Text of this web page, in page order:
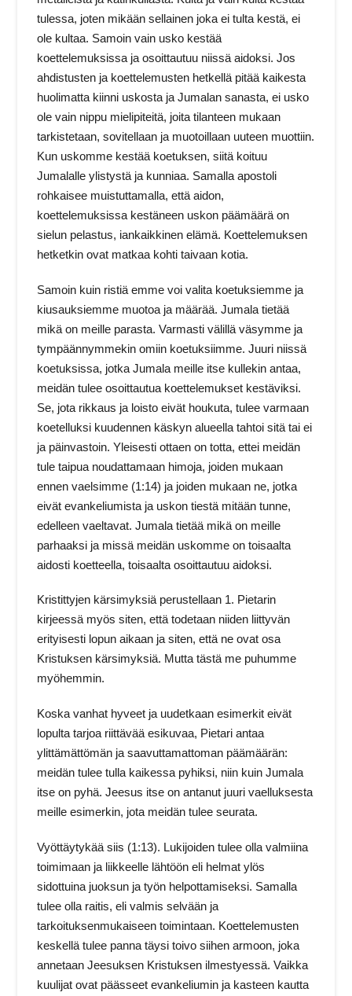
tulessa, joten mikään sellainen joka ei tulta kestä, ei
ole kultaa. Samoin vain usko kestää
koettelemuksissa ja osoittautuu niissä aidoksi. Jos
ahdistusten ja koettelemusten hetkellä pitää kaikesta
huolimatta kiinni uskosta ja Jumalan sanasta, ei usko
ole vain nippu mielipiteitä, joita tilanteen mukaan
tarkistetaan, sovitellaan ja muotoillaan uuteen muottiin.
Kun uskomme kestää koetuksen, siitä koituu
Jumalalle ylistystä ja kunniaa. Samalla apostoli
rohkaisee muistuttamalla, että aidon,
koettelemuksissa kestäneen uskon päämäärä on
sielun pelastus, iankaikkinen elämä. Koettelemuksen
hetketkin ovat matkaa kohti taivaan kotia.
Samoin kuin ristiä emme voi valita koetuksiemme ja
kiusauksiemme muotoa ja määrää. Jumala tietää
mikä on meille parasta. Varmasti välillä väsymme ja
tympäännymmekin omiin koetuksiimme. Juuri niissä
koetuksissa, jotka Jumala meille itse kullekin antaa,
meidän tulee osoittautua koettelemukset kestäviksi.
Se, jota rikkaus ja loisto eivät houkuta, tulee varmaan
koetelluksi kuudennen käskyn alueella tahtoi sitä tai ei
ja päinvastoin. Yleisesti ottaen on totta, ettei meidän
tule taipua noudattamaan himoja, joiden mukaan
ennen vaelsimme (1:14) ja joiden mukaan ne, jotka
eivät evankeliumista ja uskon tiestä mitään tunne,
edelleen vaeltavat. Jumala tietää mikä on meille
parhaaksi ja missä meidän uskomme on toisaalta
aidosti koetteella, toisaalta osoittautuu aidoksi.
Kristittyjen kärsimyksiä perustellaan 1. Pietarin
kirjeessä myös siten, että todetaan niiden liittyvän
erityisesti lopun aikaan ja siten, että ne ovat osa
Kristuksen kärsimyksiä. Mutta tästä me puhumme
myöhemmin.
Koska vanhat hyveet ja uudetkaan esimerkit eivät
lopulta tarjoa riittävää esikuvaa, Pietari antaa
ylittämättömän ja saavuttamattoman päämäärän:
meidän tulee tulla kaikessa pyhiksi, niin kuin Jumala
itse on pyhä. Jeesus itse on antanut juuri vaelluksesta
meille esimerkin, jota meidän tulee seurata.
Vyöttäytykää siis (1:13). Lukijoiden tulee olla valmiina
toimimaan ja liikkeelle lähtöön eli helmat ylös
sidottuina juoksun ja työn helpottamiseksi. Samalla
tulee olla raitis, eli valmis selvään ja
tarkoituksenmukaiseen toimintaan. Koettelemusten
keskellä tulee panna täysi toivo siihen armoon, joka
annetaan Jeesuksen Kristuksen ilmestyessä. Vaikka
kuulijat ovat päässeet evankeliumin ja kasteen kautta